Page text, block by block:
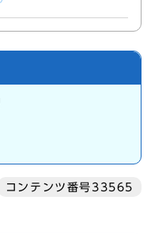
コンテンツ番号33565